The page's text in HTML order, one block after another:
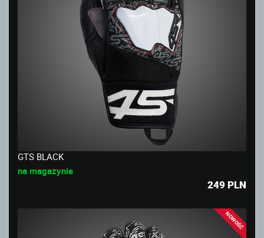
GTS BLACK
na magazynie
249 PLN
NOWOŚĆ